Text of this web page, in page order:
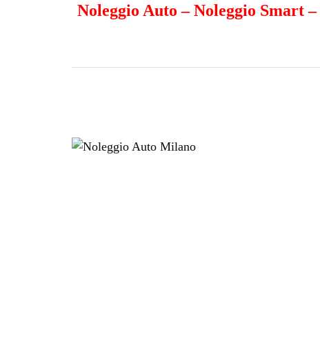
Noleggio Auto –Noleggio Smart–